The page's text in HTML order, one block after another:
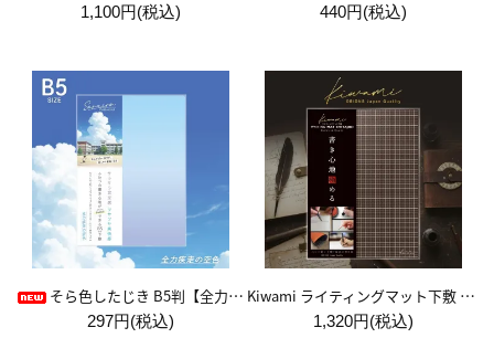
1,100円(税込) 440円(税込)
そら色したじき B5判【全力疾走の空色】
297円(税込)
Kiwami ライティングマット下敷 A4+【ブラウン&キャメル】
1,320円(税込)